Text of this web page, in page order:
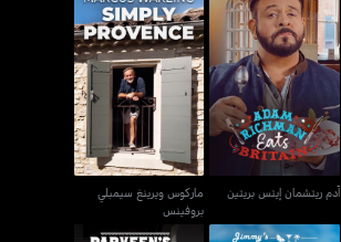
آدم ريتشمان إيتس بريتين
آدم ريتشمان إيتس بريتين
ماركوس ويرينغ سيمبلي
بروفينس
ماركوس ويرينغ سيمبلي
بروفينس